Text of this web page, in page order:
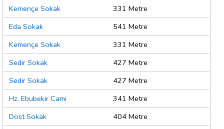
Kemençe Sokak
331 Metre
Eda Sokak
541 Metre
Kemençe Sokak
331 Metre
Sedir Sokak
427 Metre
Sedir Sokak
427 Metre
Hz. Ebubekir Cami
341 Metre
Dost Sokak
404 Metre